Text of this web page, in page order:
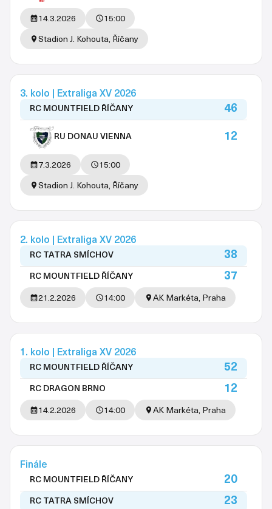
14.3.2026 15:00
Stadion J. Kohouta, Říčany
3. kolo | Extraliga XV 2026
RC MOUNTFIELD ŘÍČANY 46
RU DONAU VIENNA 12
7.3.2026 15:00
Stadion J. Kohouta, Říčany
2. kolo | Extraliga XV 2026
RC TATRA SMÍCHOV 38
RC MOUNTFIELD ŘÍČANY 37
21.2.2026 14:00 AK Markéta, Praha
1. kolo | Extraliga XV 2026
RC MOUNTFIELD ŘÍČANY 52
RC DRAGON BRNO 12
14.2.2026 14:00 AK Markéta, Praha
Finále
RC MOUNTFIELD ŘÍČANY 20
RC TATRA SMÍCHOV 23